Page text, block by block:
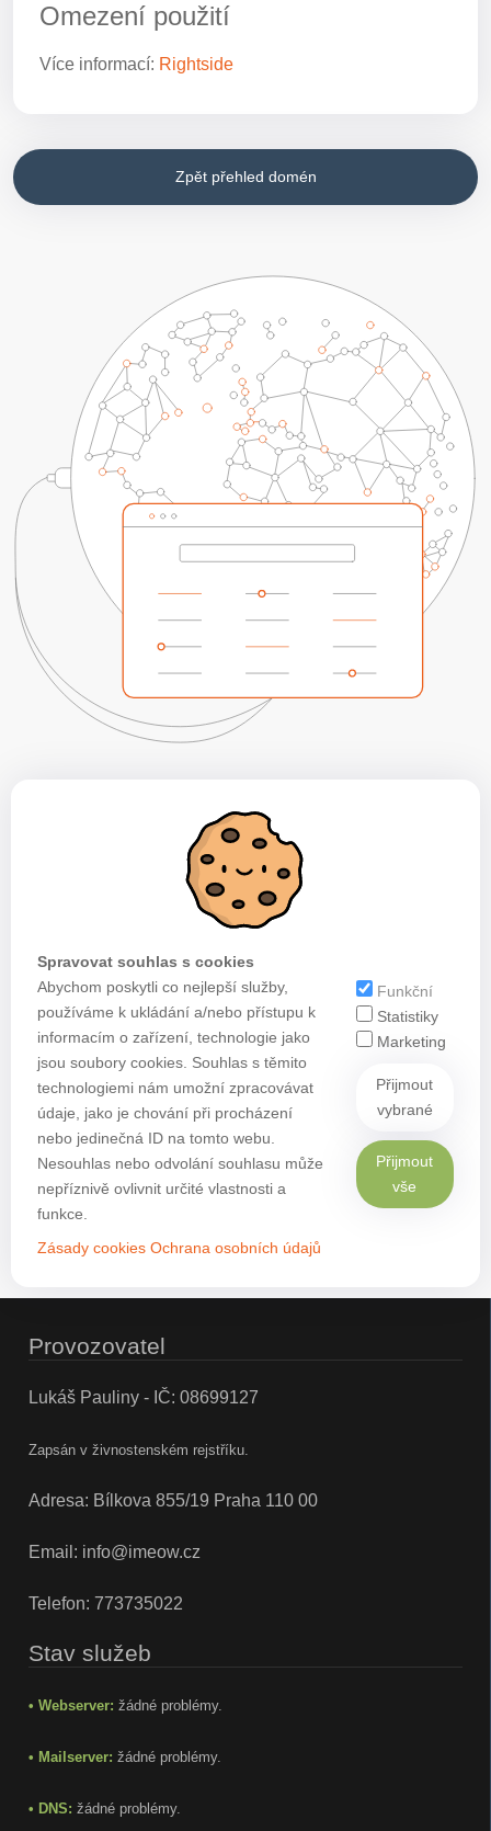
Omezení použití
Více informací: Rightside
Zpět přehled domén
Spravovat souhlas s cookies
Abychom poskytli co nejlepší služby,
používáme k ukládání a/nebo přístupu k
informacím o zařízení, technologie jako
jsou soubory cookies. Souhlas s těmito
technologiemi nám umožní zpracovávat
údaje, jako je chování při procházení
nebo jedinečná ID na tomto webu.
Nesouhlas nebo odvolání souhlasu může
nepříznivě ovlivnit určité vlastnosti a
funkce.
Zásady cookies Ochrana osobních údajů
Funkční
Statistiky
Marketing
Přijmout
vybrané
Přijmout
vše
Provozovatel
Lukáš Pauliny - IČ: 08699127
Zapsán v živnostenském rejstříku.
Adresa: Bílkova 855/19 Praha 110 00
Email: info@imeow.cz
Telefon: 773735022
Stav služeb
• Webserver: žádné problémy.
• Mailserver: žádné problémy.
• DNS: žádné problémy.